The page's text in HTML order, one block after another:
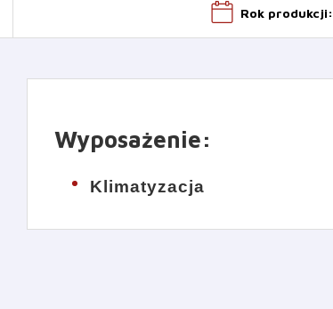
Rok produkcji:
Wyposażenie:
Klimatyzacja